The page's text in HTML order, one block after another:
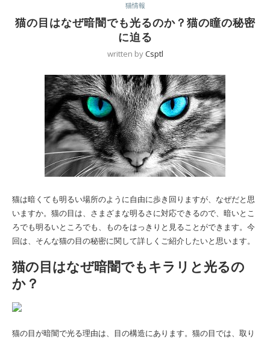
猫情報
猫の目はなぜ暗闇でも光るのか？猫の瞳の秘密
に迫る
written byCsptl
猫は暗くても明るい場所のように自由に歩き回りますが、なぜだと思
いますか。猫の目は、さまざまな明るさに対応できるので、暗いとこ
ろでも明るいところでも、ものをはっきりと見ることができます。今
回は、そんな猫の目の秘密に関して詳しくご紹介したいと思います。
猫の目はなぜ暗闇でもキラリと光るの
か？
猫の目が暗闇で光る理由は、目の構造にあります。猫の目では、取り